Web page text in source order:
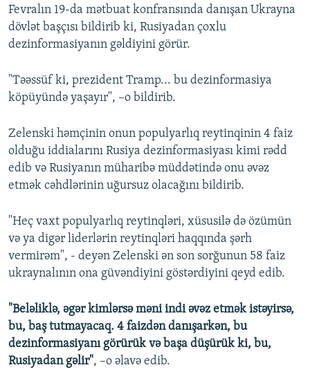
Fevralın 19-da mətbuat konfransında danışan Ukrayna
dövlət başçısı bildirib ki, Rusiyadan çoxlu
dezinformasiyanın gəldiyini görür.
"Təəssüf ki, prezident Tramp... bu dezinformasiya
köpüyündə yaşayır", –o bildirib.
Zelenski həmçinin onun populyarlıq reytinqinin 4 faiz
olduğu iddialarını Rusiya dezinformasiyası kimi rədd
edib və Rusiyanın müharibə müddətində onu əvəz
etmək cəhdlərinin uğursuz olacağını bildirib.
"Heç vaxt populyarlıq reytinqləri, xüsusilə də özümün
və ya digər liderlərin reytinqləri haqqında şərh
vermirəm", - deyən Zelenski ən son sorğunun 58 faiz
ukraynalının ona güvəndiyini göstərdiyini qeyd edib.
"Beləliklə, əgər kimlərsə məni indi əvəz etmək istəyirsə,
bu, baş tutmayacaq. 4 faizdən danışarkən, bu
dezinformasiyanı görürük və başa düşürük ki, bu,
Rusiyadan gəlir", –o əlavə edib.